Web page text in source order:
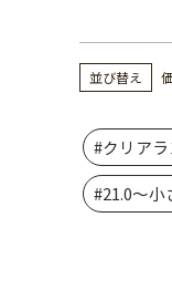
並び替え
#クリア
#21.0～小